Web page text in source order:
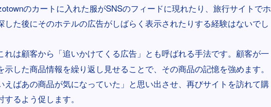
のカートに入れた服がSNSのフィードに現れたり、旅行サイトでホ
した後にそのホテルの広告がしばらく表示されたりする経験はないでし
れは顧客から「追いかけてくる広告」とも呼ばれる手法です。顧客が一
示した商品情報を繰り返し見せることで、その商品の記憶を強めます。
えばあの商品が気になっていた」と思い出させ、再びサイトを訪れて購
するよう促します。